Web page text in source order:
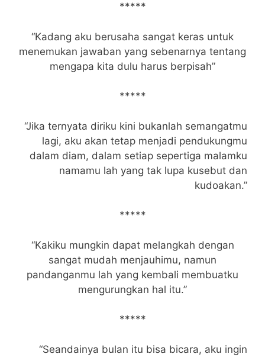
*****
“Kadang aku berusaha sangat keras untuk
menemukan jawaban yang sebenarnya tentang
mengapa kita dulu harus berpisah”
*****
“Jika ternyata diriku kini bukanlah semangatmu
lagi, aku akan tetap menjadi pendukungmu
dalam diam, dalam setiap sepertiga malamku
namamu lah yang tak lupa kusebut dan
kudoakan.”
*****
“Kakiku mungkin dapat melangkah dengan
sangat mudah menjauhimu, namun
pandanganmu lah yang kembali membuatku
mengurungkan hal itu.”
*****
“Seandainya bulan itu bisa bicara, aku ingin